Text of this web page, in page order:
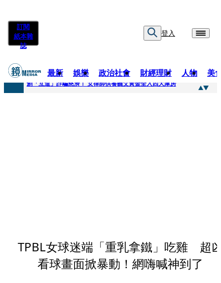
訂閱
紙本雜
誌
登入
最新 娛樂 政治社會 財經理財 人物 美
快訊
創「互道」詐騙慈濟！ 女律師供養義父黃金全入四大庫房
TPBL女球迷端「重乳拿鐵」吃雞 超
看球畫面掀暴動！網嗨喊神到了